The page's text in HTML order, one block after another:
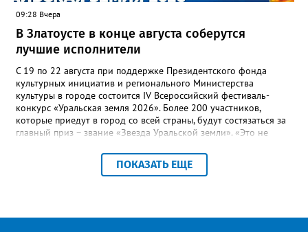
09:28 Вчера
В Златоусте в конце августа соберутся
лучшие исполнители
С 19 по 22 августа при поддержке Президентского фонда
культурных инициатив и регионального Министерства
культуры в городе состоится IV Всероссийский фестиваль-
конкурс «Уральская земля 2026». Более 200 участников,
которые приедут в город со всей страны, будут состязаться за
главный приз – звание «Звезда Уральской земли». «Это не
прослушивания участников, мастер-классы от ведущих
наставников, выступления победителей прошлых лет и
Челябинской, Свердловской, Курганской, Оренбургской
ПОКАЗАТЬ ЕЩЕ